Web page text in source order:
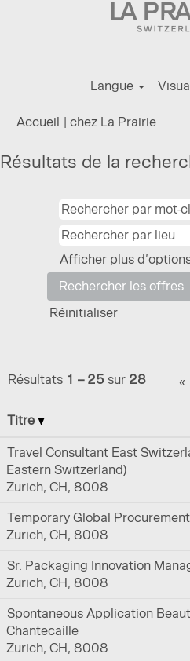
Langue
Accueil | chez La Prairie(page
Résultats de la
Afficher plus
Réinitialiser
Résultats 1 – 25 sur 28 «
Titre
Travel Consultant East
Eastern Switzerland)
Zurich, CH, 8008
Temporary Global
Zurich, CH, 8008
Sr. Packaging Innovation
Zurich, CH, 8008
Spontaneous Application
Chantecaille
Zurich, CH, 8008